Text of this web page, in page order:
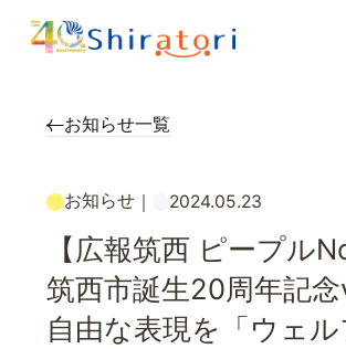
お知らせ一覧
お知らせ｜ 2024.05.23
【広報筑西 ピープル
筑西市誕生20周年記
自由な表現を「ウェ